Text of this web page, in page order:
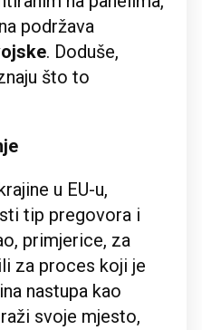
podržava
. Doduše,
što to
u EU-u,
tip pregovora i
primjerice, za
za proces koji je
nastupa kao
svoje mjesto,